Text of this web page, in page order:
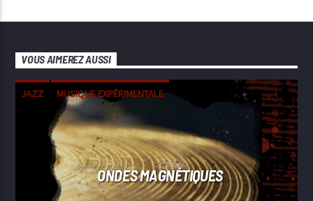
VOUS AIMEREZ AUSSI
JAZZ MUSIQUE EXPÉRIMENTALE
ONDES MAGNÉTIQUES